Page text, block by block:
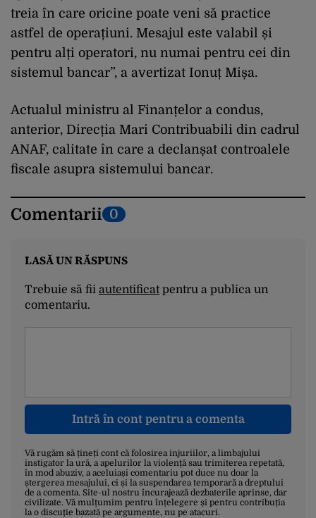
treia în care oricine poate veni să practice
astfel de operațiuni. Mesajul este valabil și
pentru alți operatori, nu numai pentru cei din
sistemul bancar”, a avertizat Ionuț Mișa.
Actualul ministru al Finanțelor a condus,
anterior, Direcția Mari Contribuabili din cadrul
ANAF, calitate în care a declanșat controalele
fiscale asupra sistemului bancar.
Comentarii 0
LASĂ UN RĂSPUNS
Trebuie să fii autentificatpentru a publica un
comentariu.
Intră în cont pentru a comenta
Vă rugăm să țineți cont că folosirea injuriilor, a limbajului
instigator la ură, a apelurilor la violență sau trimiterea repetată,
în mod abuziv, a aceluiași comentariu pot duce nu doar la
ștergerea mesajului, ci și la suspendarea temporară a dreptului
de a comenta. Site-ul nostru încurajează dezbaterile aprinse, dar
civilizate. Vă mulțumim pentru înțelegere și pentru contribuția
la o discuție bazată pe argumente, nu pe atacuri.